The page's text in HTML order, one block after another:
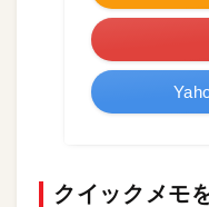
クイックメモ